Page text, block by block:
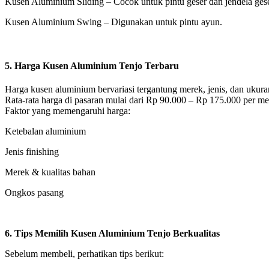
Kusen Aluminium Swing – Digunakan untuk pintu ayun.
5. Harga Kusen Aluminium Tenjo Terbaru
Harga kusen aluminium bervariasi tergantung merek, jenis, dan
Rata-rata harga di pasaran mulai dari Rp 90.000 – Rp 175.000 per
Faktor yang memengaruhi harga:
Ketebalan aluminium
Jenis finishing
Merek & kualitas bahan
Ongkos pasang
6. Tips Memilih Kusen Aluminium Tenjo Berkualitas
Sebelum membeli, perhatikan tips berikut: